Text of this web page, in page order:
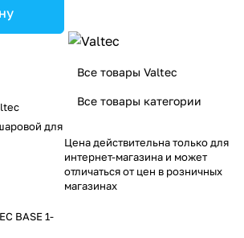
для
BASЕ 1-
Все товары Valtec
Все товары категории
Цена действительна только для
интернет-магазина и может
отличаться от цен в розничных
магазинах